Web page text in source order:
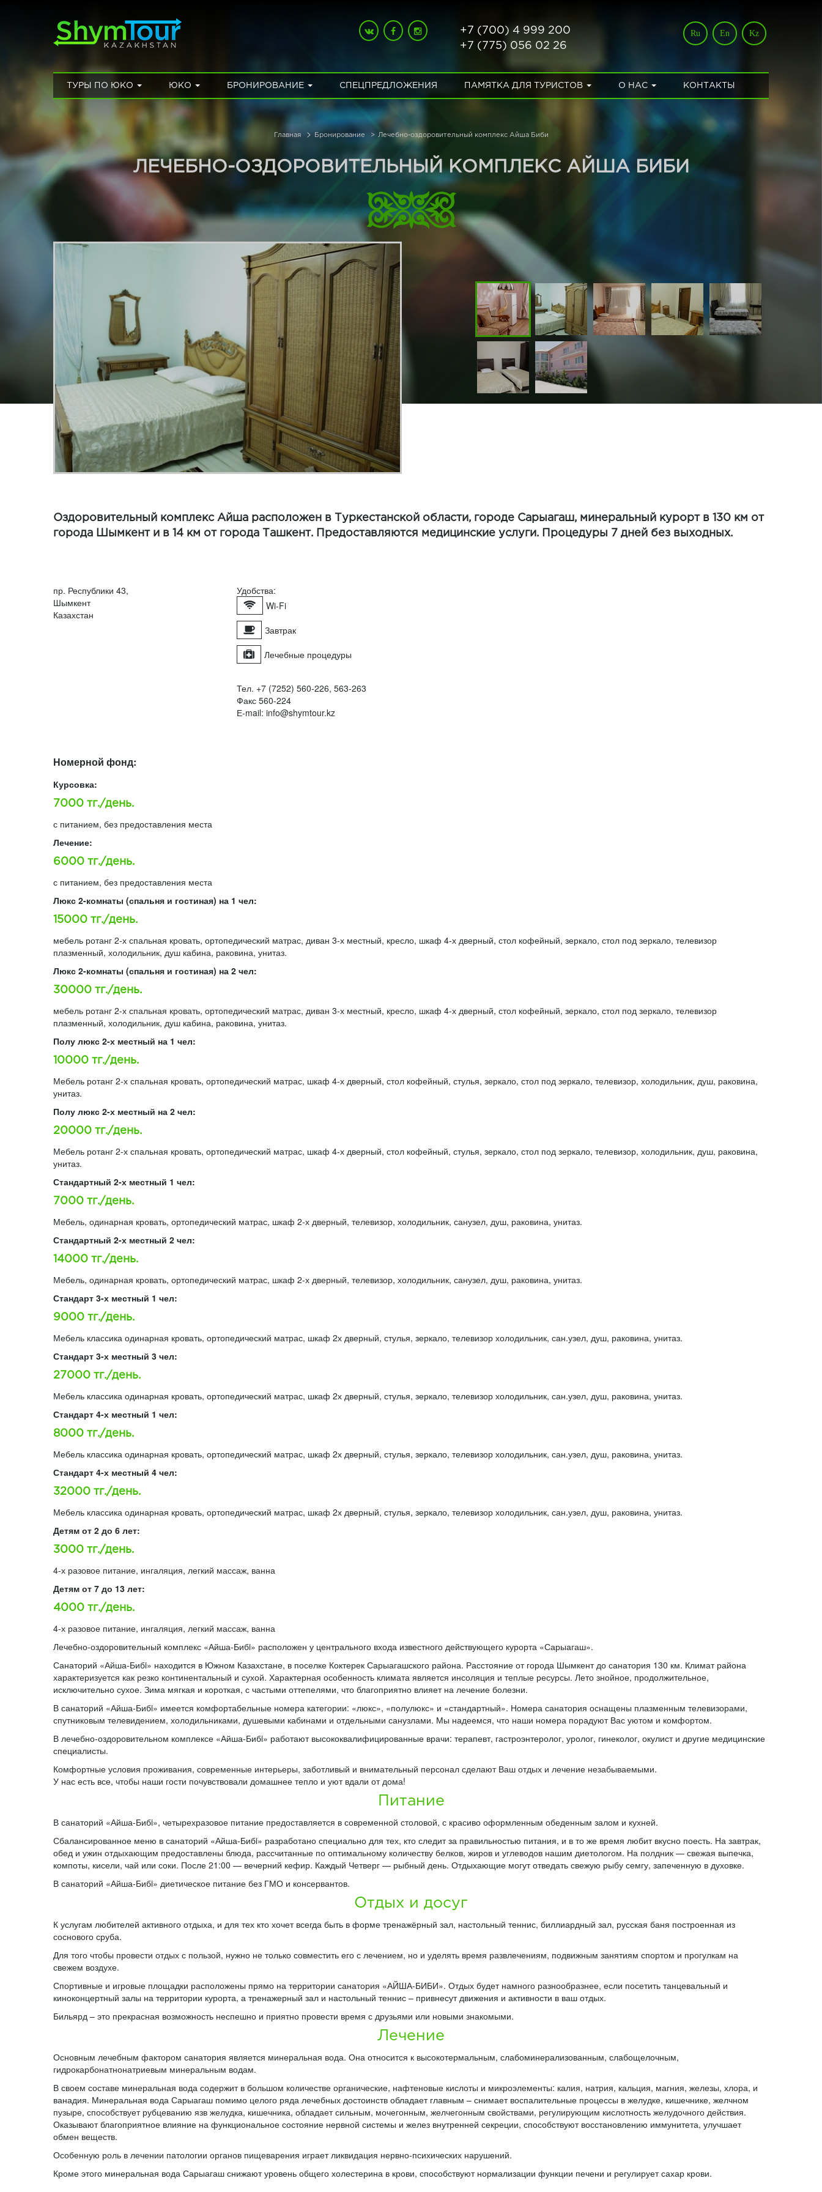
+7 (700) 4 999 200
+7 (775) 056 02 26
Ru En Kz
ТУРЫ ПО ЮКО ЮКО БРОНИРОВАНИЕ СПЕЦПРЕДЛОЖЕНИЯ ПАМЯТКА ДЛЯ ТУРИСТОВ О НАС КОНТАКТЫ
Главная Бронирование Лечебно-оздоровительный комплекс Айша Биби
ЛЕЧЕБНО-ОЗДОРОВИТЕЛЬНЫЙ КОМПЛЕКС АЙША БИБИ
Оздоровительный комплекс Айша расположен в Туркестанской области, городе Сарыагаш, минеральный курорт в 130 км от
города Шымкент и в 14 км от города Ташкент. Предоставляются медицинские услуги. Процедуры 7 дней без выходных.
пр. Республики 43,
Шымкент
Казахстан
Удобства:
Wi-Fi
Завтрак
Лечебные процедуры
Тел. +7 (7252) 560-226, 563-263
Факс 560-224
Е-mail: info@shymtour.kz
Номерной фонд:
Курсовка:
7000 тг./день.
с питанием, без предоставления места
Лечение:
6000 тг./день.
с питанием, без предоставления места
Люкс 2-комнаты (спальня и гостиная) на 1 чел:
15000 тг./день.
мебель ротанг 2-х спальная кровать, ортопедический матрас, диван 3-х местный, кресло, шкаф 4-х дверный, стол кофейный, зеркало, стол под зеркало, телевизор
плазменный, холодильник, душ кабина, раковина, унитаз.
Люкс 2-комнаты (спальня и гостиная) на 2 чел:
30000 тг./день.
мебель ротанг 2-х спальная кровать, ортопедический матрас, диван 3-х местный, кресло, шкаф 4-х дверный, стол кофейный, зеркало, стол под зеркало, телевизор
плазменный, холодильник, душ кабина, раковина, унитаз.
Полу люкс 2-х местный на 1 чел:
10000 тг./день.
Мебель ротанг 2-х спальная кровать, ортопедический матрас, шкаф 4-х дверный, стол кофейный, стулья, зеркало, стол под зеркало, телевизор, холодильник, душ, раковина,
унитаз.
Полу люкс 2-х местный на 2 чел:
20000 тг./день.
Мебель ротанг 2-х спальная кровать, ортопедический матрас, шкаф 4-х дверный, стол кофейный, стулья, зеркало, стол под зеркало, телевизор, холодильник, душ, раковина,
унитаз.
Стандартный 2-х местный 1 чел:
7000 тг./день.
Мебель, одинарная кровать, ортопедический матрас, шкаф 2-х дверный, телевизор, холодильник, санузел, душ, раковина, унитаз.
Стандартный 2-х местный 2 чел:
14000 тг./день.
Мебель, одинарная кровать, ортопедический матрас, шкаф 2-х дверный, телевизор, холодильник, санузел, душ, раковина, унитаз.
Стандарт 3-х местный 1 чел:
9000 тг./день.
Мебель классика одинарная кровать, ортопедический матрас, шкаф 2х дверный, стулья, зеркало, телевизор холодильник, сан.узел, душ, раковина, унитаз.
Стандарт 3-х местный 3 чел:
27000 тг./день.
Мебель классика одинарная кровать, ортопедический матрас, шкаф 2х дверный, стулья, зеркало, телевизор холодильник, сан.узел, душ, раковина, унитаз.
Стандарт 4-х местный 1 чел:
8000 тг./день.
Мебель классика одинарная кровать, ортопедический матрас, шкаф 2х дверный, стулья, зеркало, телевизор холодильник, сан.узел, душ, раковина, унитаз.
Стандарт 4-х местный 4 чел:
32000 тг./день.
Мебель классика одинарная кровать, ортопедический матрас, шкаф 2х дверный, стулья, зеркало, телевизор холодильник, сан.узел, душ, раковина, унитаз.
Детям от 2 до 6 лет:
3000 тг./день.
4-х разовое питание, ингаляция, легкий массаж, ванна
Детям от 7 до 13 лет:
4000 тг./день.
4-х разовое питание, ингаляция, легкий массаж, ванна
Лечебно-оздоровительный комплекс «Айша-Бибi» расположен у центрального входа известного действующего курорта «Сарыагаш».
Санаторий «Айша-Бибi» находится в Южном Казахстане, в поселке Коктерек Сарыагашского района. Расстояние от города Шымкент до санатория 130 км. Климат района
характеризуется как резко континентальный и сухой. Характерная особенность климата является инсоляция и теплые ресурсы. Лето знойное, продолжительное,
исключительно сухое. Зима мягкая и короткая, с частыми оттепелями, что благоприятно влияет на лечение болезни.
В санаторий «Айша-Бибi» имеется комфортабельные номера категории: «люкс», «полулюкс» и «стандартный». Номера санатория оснащены плазменным телевизорами,
спутниковым телевидением, холодильниками, душевыми кабинами и отдельными санузлами. Мы надеемся, что наши номера порадуют Вас уютом и комфортом.
В лечебно-оздоровительном комплексе «Айша-Бибi» работают высококвалифицированные врачи: терапевт, гастроэнтеролог, уролог, гинеколог, окулист и другие медицинские
специалисты.
Комфортные условия проживания, современные интерьеры, заботливый и внимательный персонал сделают Ваш отдых и лечение незабываемыми.
У нас есть все, чтобы наши гости почувствовали домашнее тепло и уют вдали от дома!
Питание
В санаторий «Айша-Бибi», четырехразовое питание предоставляется в современной столовой, с красиво оформленным обеденным залом и кухней.
Сбалансированное меню в санаторий «Айша-Бибi» разработано специально для тех, кто следит за правильностью питания, и в то же время любит вкусно поесть. На завтрак,
обед и ужин отдыхающим предоставлены блюда, рассчитанные по оптимальному количеству белков, жиров и углеводов нашим диетологом. На полдник — свежая выпечка,
компоты, кисели, чай или соки. После 21:00 — вечерний кефир. Каждый Четверг — рыбный день. Отдыхающие могут отведать свежую рыбу семгу, запеченную в духовке.
В санаторий «Айша-Бибi» диетическое питание без ГМО и консервантов.
Отдых и досуг
К услугам любителей активного отдыха, и для тех кто хочет всегда быть в форме тренажёрный зал, настольный теннис, биллиардный зал, русская баня построенная из
соснового сруба.
Для того чтобы провести отдых с пользой, нужно не только совместить его с лечением, но и уделять время развлечениям, подвижным занятиям спортом и прогулкам на
свежем воздухе.
Спортивные и игровые площадки расположены прямо на территории санатория «АЙША-БИБИ». Отдых будет намного разнообразнее, если посетить танцевальный и
киноконцертный залы на территории курорта, а тренажерный зал и настольный теннис – привнесут движения и активности в ваш отдых.
Бильярд – это прекрасная возможность неспешно и приятно провести время с друзьями или новыми знакомыми.
Лечение
Основным лечебным фактором санатория является минеральная вода. Она относится к высокотермальным, слабоминерализованным, слабощелочным,
гидрокарбонатнонатриевым минеральным водам.
В своем составе минеральная вода содержит в большом количестве органические, нафтеновые кислоты и микроэлементы: калия, натрия, кальция, магния, железы, хлора, и
ванадия. Минеральная вода Сарыагаш помимо целого ряда лечебных достоинств обладает главным – снимает воспалительные процессы в желудке, кишечнике, желчном
пузыре, способствует рубцеванию язв желудка, кишечника, обладает сильным, мочегонным, желчегонным свойствами, регулирующим кислотность желудочного действия.
Оказывают благоприятное влияние на функциональное состояние нервной системы и желез внутренней секреции, способствуют восстановлению иммунитета, улучшает
обмен веществ.
Особенную роль в лечении патологии органов пищеварения играет ликвидация нервно-психических нарушений.
Кроме этого минеральная вода Сарыагаш снижают уровень общего холестерина в крови, способствуют нормализации функции печени и регулирует сахар крови.